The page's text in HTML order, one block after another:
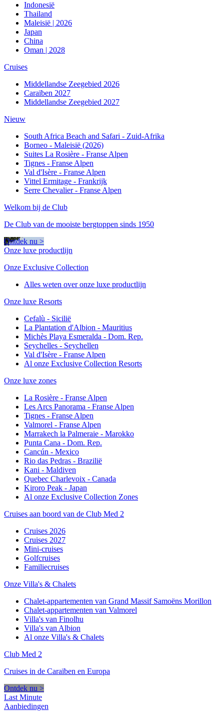
Indonesië
Thailand
Maleisië | 2026
Japan
China
Oman | 2028
Cruises
Middellandse Zeegebied 2026
Caraïben 2027
Middellandse Zeegebied 2027
Nieuw
South Africa Beach and Safari - Zuid-Afrika
Borneo - Maleisië (2026)
Suites La Rosière - Franse Alpen
Tignes - Franse Alpen
Val d'Isère - Franse Alpen
Vittel Ermitage - Frankrijk
Serre Chevalier - Franse Alpen
Welkom bij de Club
De Club van de mooiste bergtoppen sinds 1950
Ontdek nu >
Onze luxe productlijn
Onze Exclusive Collection
Alles weten over onze luxe productlijn
Onze luxe Resorts
Cefalù - Sicilië
La Plantation d'Albion - Mauritius
Michès Playa Esmeralda - Dom. Rep.
Seychelles - Seychellen
Val d'Isère - Franse Alpen
Al onze Exclusive Collection Resorts
Onze luxe zones
La Rosière - Franse Alpen
Les Arcs Panorama - Franse Alpen
Tignes - Franse Alpen
Valmorel - Franse Alpen
Marrakech la Palmeraie - Marokko
Punta Cana - Dom. Rep.
Cancún - Mexico
Rio das Pedras - Brazilië
Kani - Maldiven
Quebec Charlevoix - Canada
Kiroro Peak - Japan
Al onze Exclusive Collection Zones
Cruises aan boord van de Club Med 2
Cruises 2026
Cruises 2027
Mini-cruises
Golfcruises
Familiecruises
Onze Villa's & Chalets
Chalet-appartementen van Grand Massif Samoëns Morillon
Chalet-appartementen van Valmorel
Villa's van Finolhu
Villa's van Albion
Al onze Villa's & Chalets
Club Med 2
Cruises in de Caraïben en Europa
Ontdek nu >
Last Minute
Aanbiedingen